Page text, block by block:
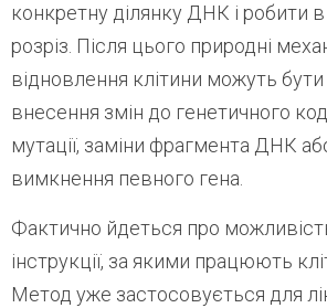
конкретну ділянку ДНК і робити
розріз. Після цього природні
відновлення клітини можуть
внесення змін до генетичного
мутації, заміни фрагмента ДНК
вимкнення певного гена.
Фактично йдеться про
інструкції, за якими працюють
Метод уже застосовується для